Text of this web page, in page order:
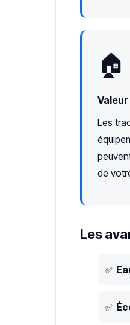
🏠
Les
de
Les
✅
✅